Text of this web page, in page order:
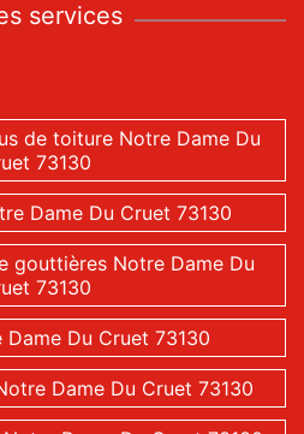
services
de toiture Notre Dame Du
73130
Dame Du Cruet 73130
gouttières Notre Dame Du
73130
Du Cruet 73130
Dame Du Cruet 73130